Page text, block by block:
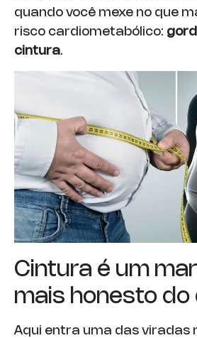
quando você mexe no que
risco cardiometabólico:
cintura.
Cintura é um
mais honesto do
Aqui entra uma das viradas